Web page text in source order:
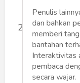
modern
penunjang
dingin,
Penulis
dan bahkan
memberi
bantahan
Interaktivitas
pembaca
secara wajar.